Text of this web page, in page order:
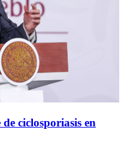
ciclosporiasis en